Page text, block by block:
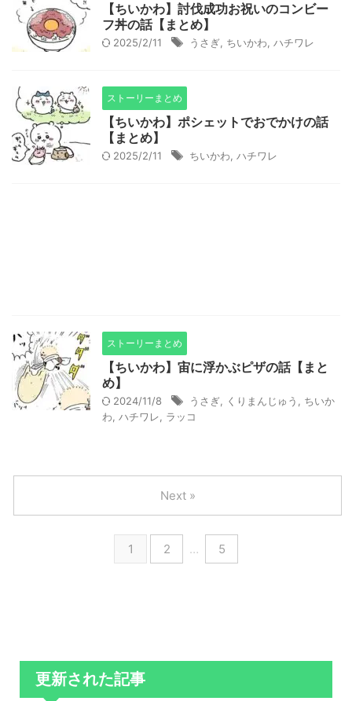
【ちいかわ】討伐成功お祝いのコンビー
フ丼の話【まとめ】
2025/2/11 うさぎ ちいかわ ハチワレ
ストーリーまとめ
【ちいかわ】ポシェットでおでかけの話
【まとめ】
2025/2/11 ちいかわ ハチワレ
ストーリーまとめ
【ちいかわ】宙に浮かぶピザの話【まと
め】
2024/11/8 うさぎ くりまんじゅう
ちいか
わ ハチワレ ラッコ
1 2 … 5
Next »
更新された記事